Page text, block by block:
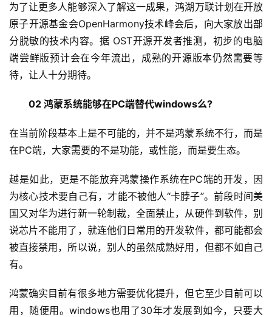
为了让更多人能够深入了解这一成果，鸿湖万联计划在开放
原子开源基金会OpenHarmony技术峰会后，向大家放出部
分脱敏的技术内容。据 OST开源开发者推测，初步的电脑
端尝鲜版预计会在今年流出，成熟的开源版本仍然需要等
待，让人十分期待。
02 鸿蒙系统能够在PC端替代windows么?
在当前阶段基本上是不可能的，并不是鸿蒙系统不行，而是
在PC端，大家需要的不是功能，或性能，而是要生态。
越是如此，更是不能放弃鸿蒙操作系统在PC端的开发，因
为核心技术要自己有，才能不被他人“卡脖子”。前段时间美
国又对华为进行新一轮制裁，全面禁止，从硬件到软件，别
说芯片不能用了，就连他们日常用的开发软件，都可能都会
被直接禁用，所以说，别人的虽然成熟好用，但都不如自己
有。
鸿蒙确实目前有很多地方需要优化提升，但它至少目前可以
用，随便用。windows也用了30年才发展到如今，只要大